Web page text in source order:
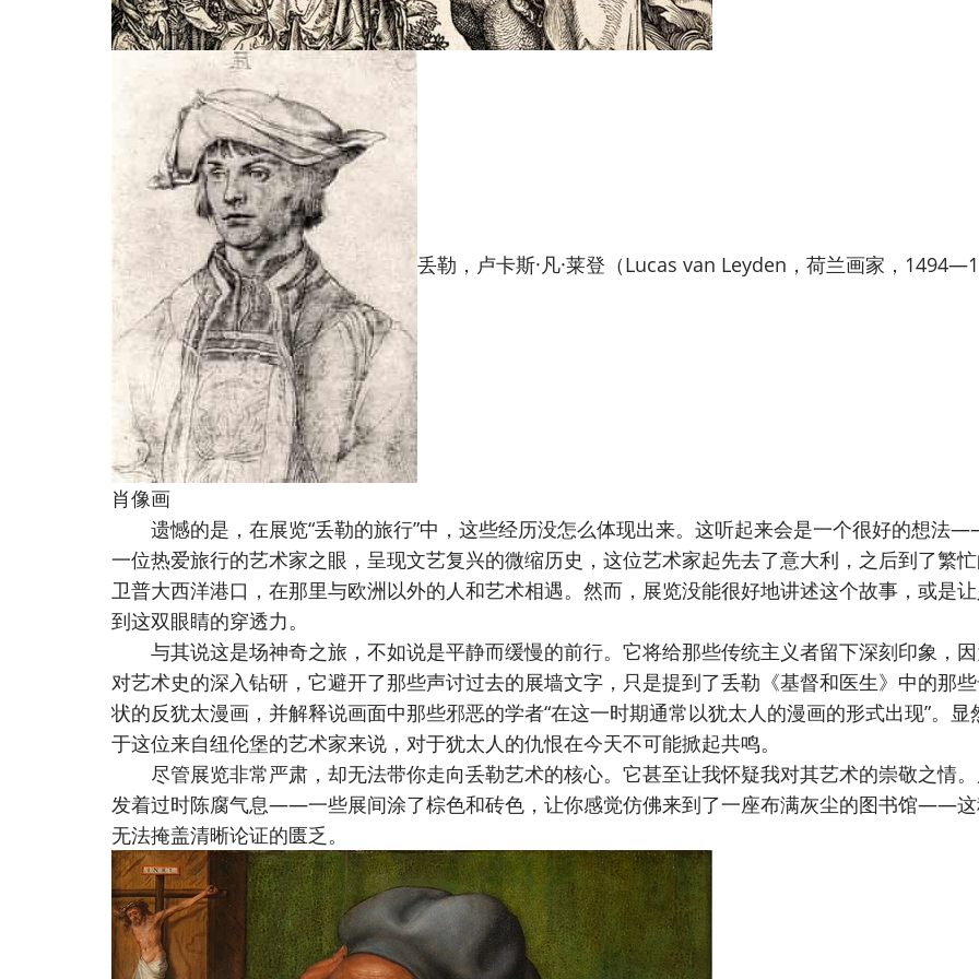
丢勒，卢卡斯·凡·莱登（Lucas van Leyden，荷兰画家，
肖像画
遗憾的是，在展览“丢勒的旅行”中，这些经历没怎么体现出来。这听起来会是一个很好的想法
一位热爱旅行的艺术家之眼，呈现文艺复兴的微缩历史，这位艺术家起先去了意大利，之后到了繁
卫普大西洋港口，在那里与欧洲以外的人和艺术相遇。然而，展览没能很好地讲述这个故事，或是
到这双眼睛的穿透力。
与其说这是场神奇之旅，不如说是平静而缓慢的前行。它将给那些传统主义者留下深刻印象，
对艺术史的深入钻研，它避开了那些声讨过去的展墙文字，只是提到了丢勒《基督和医生》中的那
状的反犹太漫画，并解释说画面中那些邪恶的学者“在这一时期通常以犹太人的漫画的形式出现”。显
于这位来自纽伦堡的艺术家来说，对于犹太人的仇恨在今天不可能掀起共鸣。
尽管展览非常严肃，却无法带你走向丢勒艺术的核心。它甚至让我怀疑我对其艺术的崇敬之情
发着过时陈腐气息——一些展间涂了棕色和砖色，让你感觉仿佛来到了一座布满灰尘的图书馆——
无法掩盖清晰论证的匮乏。